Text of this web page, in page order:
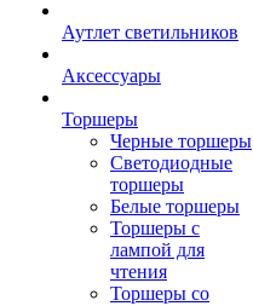
Аутлет светильников
Аксессуары
Торшеры
Черные торшеры
Светодиодные
торшеры
Белые торшеры
Торшеры с
лампой для
чтения
Торшеры со